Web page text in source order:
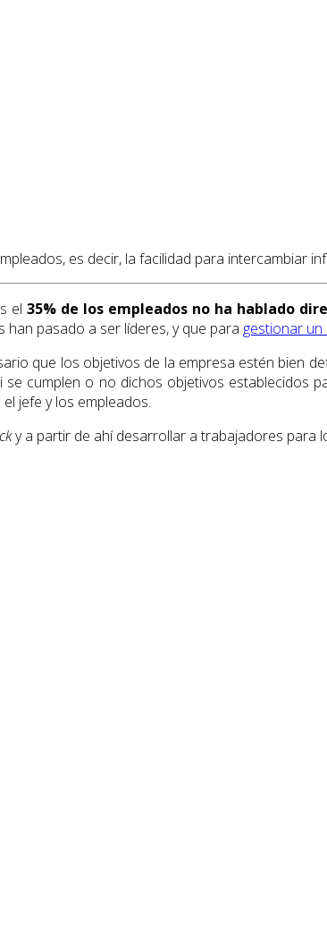
es decir, la facilidad para intercambiar
el 35% de los empleados no ha hablado
han pasado a ser líderes, y que para gestionar
que los objetivos de la empresa estén bien
cumplen o no dichos objetivos establecidos
jefe y los empleados.
y a partir de ahí desarrollar a trabajadores para